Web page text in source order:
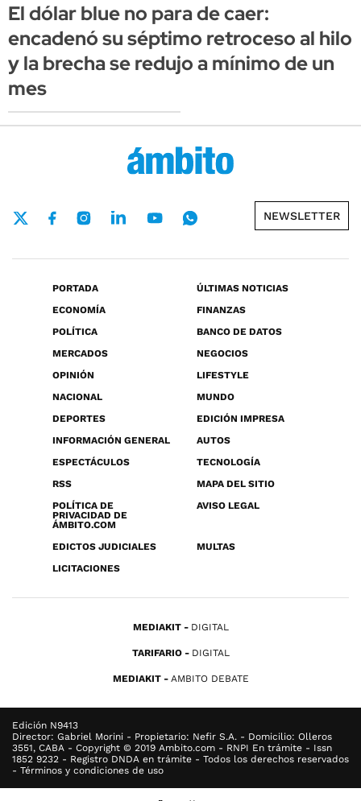
El dólar blue no para de caer:
encadenó su séptimo retroceso al hilo
y la brecha se redujo a mínimo de un
mes
NEWSLETTER
PORTADA
ÚLTIMAS NOTICIAS
ECONOMÍA
FINANZAS
POLÍTICA
BANCO DE DATOS
MERCADOS
NEGOCIOS
OPINIÓN
LIFESTYLE
NACIONAL
MUNDO
DEPORTES
EDICIÓN IMPRESA
INFORMACIÓN GENERAL
AUTOS
ESPECTÁCULOS
TECNOLOGÍA
RSS
MAPA DEL SITIO
POLÍTICA DE
PRIVACIDAD DE
ÁMBITO.COM
AVISO LEGAL
EDICTOS JUDICIALES
MULTAS
LICITACIONES
MEDIAKIT DIGITAL
TARIFARIO DIGITAL
MEDIAKIT AMBITO DEBATE
Edición N9413
Director: Gabriel Morini - Propietario: Nefir S.A. - Domicilio: Olleros
3551, CABA - Copyright © 2019 Ambito.com - RNPI En trámite - Issn
1852 9232 - Registro DNDA en trámite - Todos los derechos reservados
- Términos y condiciones de uso